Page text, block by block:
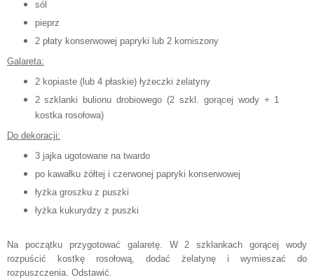
sól
pieprz
2 płaty konserwowej papryki lub 2 korniszony
Galareta:
2 kopiaste (lub 4 płaskie) łyżeczki żelatyny
2 szklanki bulionu drobiowego (2 szkl. gorącej wody + 1
kostka rosołowa)
Do dekoracji:
3 jajka ugotowane na twardo
po kawałku żółtej i czerwonej papryki konserwowej
łyżka groszku z puszki
łyżka kukurydzy z puszki
Na początku przygotować galaretę. W 2 szklankach gorącej wody
rozpuścić kostkę rosołową, dodać żelatynę i wymieszać do
rozpuszczenia. Odstawić.